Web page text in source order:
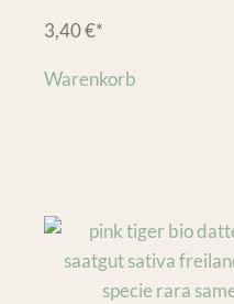
3,40€*
Warenkorb